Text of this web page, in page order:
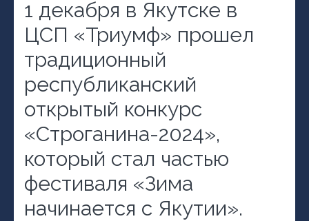
1 декабря в Якутске в
ЦСП «Триумф» прошел
традиционный
республиканский
открытый конкурс
«Строганина-2024»,
который стал частью
фестиваля «Зима
начинается с Якутии».